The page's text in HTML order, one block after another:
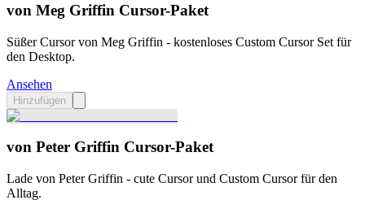
von Meg Griffin Cursor-Paket
Süßer Cursor von Meg Griffin - kostenloses Custom Cursor Set für
den Desktop.
Ansehen
Hinzufügen
von Peter Griffin Cursor-Paket
Lade von Peter Griffin - cute Cursor und Custom Cursor für den
Alltag.